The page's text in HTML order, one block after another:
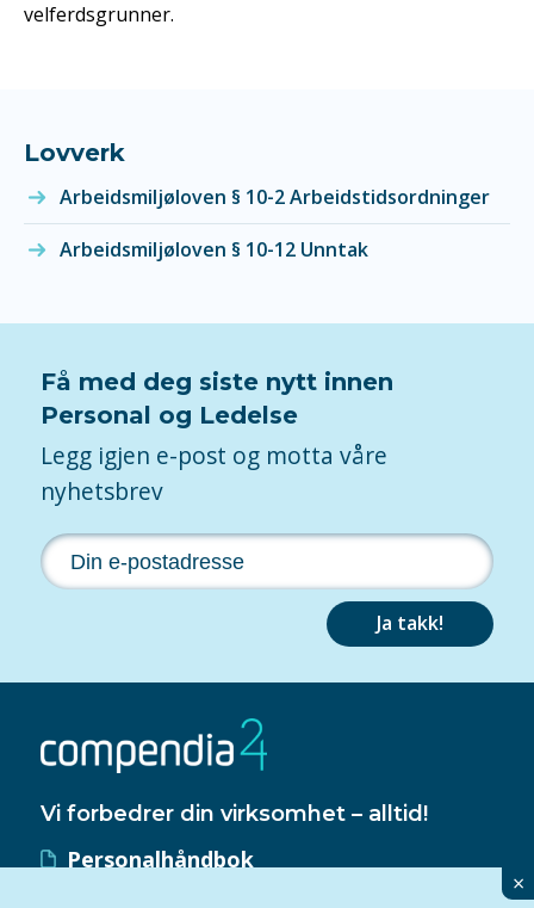
velferdsgrunner.
Lovverk
Arbeidsmiljøloven § 10-2 Arbeidstidsordninger
Arbeidsmiljøloven § 10-12 Unntak
Få med deg siste nytt innen
Personal og Ledelse
Legg igjen e-post og motta våre
nyhetsbrev
Ja takk!
Vi forbedrer din virksomhet – alltid!
Personalhåndbok
×